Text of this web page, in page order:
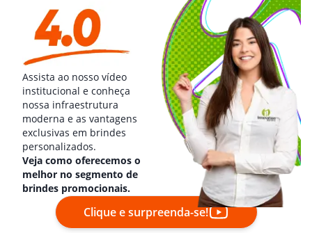
Assista ao nosso vídeo
institucional e conheça
nossa infraestrutura
moderna e as vantagens
exclusivas em brindes
personalizados.
Veja como oferecemos o
melhor no segmento de
brindes promocionais.
Clique e surpreenda-se!